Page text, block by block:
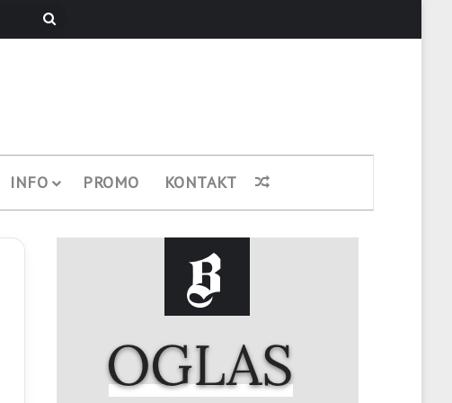
Pretraži
INFO PROMO KONTAKT Nasumični članak